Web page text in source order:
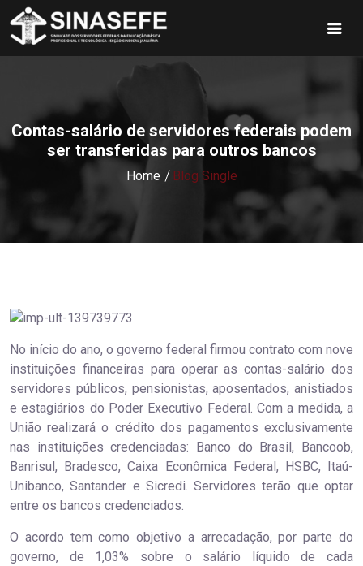
Contas-salário de servidores federais podem
ser transferidas para outros bancos
Home Blog Single
No início do ano, o governo federal firmou contrato com nove
instituições financeiras para operar as contas-salário dos
servidores públicos, pensionistas, aposentados, anistiados
e estagiários do Poder Executivo Federal. Com a medida, a
União realizará o crédito dos pagamentos exclusivamente
nas instituições credenciadas: Banco do Brasil, Bancoob,
Banrisul, Bradesco, Caixa Econômica Federal, HSBC, Itaú-
Unibanco, Santander e Sicredi. Servidores terão que optar
entre os bancos credenciados.
O acordo tem como objetivo a arrecadação, por parte do
governo, de 1,03% sobre o salário líquido de cada